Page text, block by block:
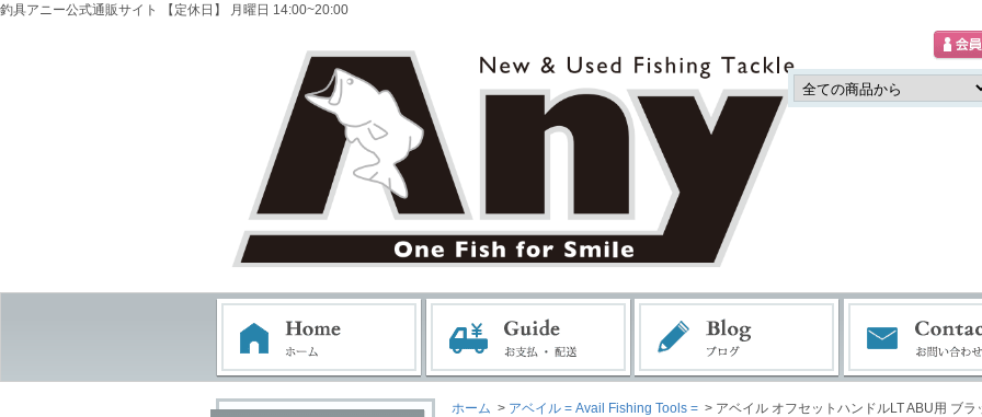
釣具アニー公式通販サイト 【定休日】 月曜日 14:00~20:00
ホーム > アベイル = Avail Fishing Tools = > アベイル オフセットハンドルLT ABU用 ブ